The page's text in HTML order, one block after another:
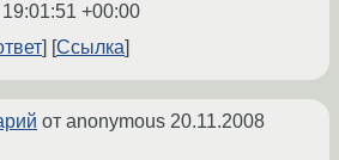
+00:00
Ссылка
от anonymous 20.11.2008